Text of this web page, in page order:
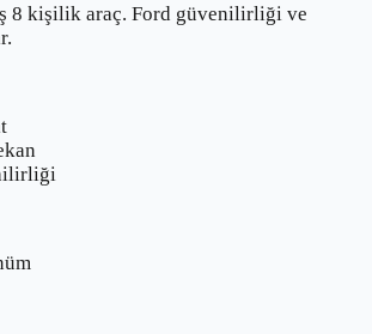
8 kişilik araç. Ford güvenilirliği ve